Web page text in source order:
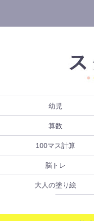
幼児
算数
100マス計算
脳トレ
大人の塗り絵